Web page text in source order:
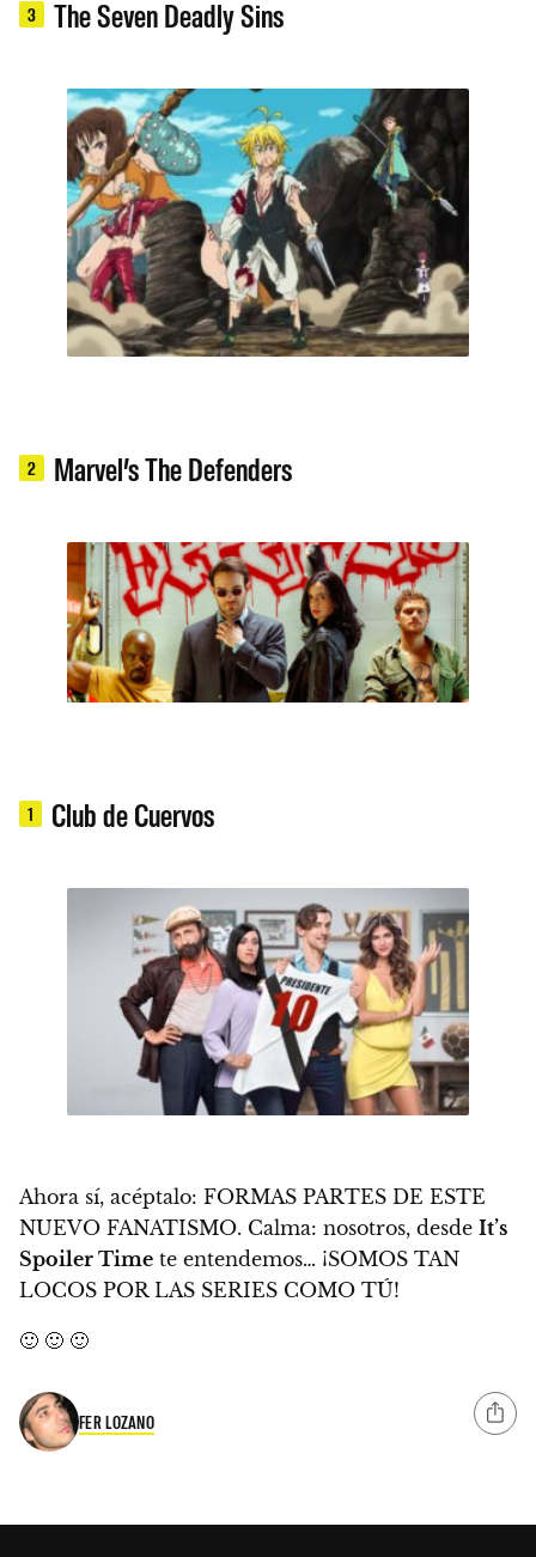
3 The Seven Deadly Sins
2 Marvel’s The Defenders
1 Club de Cuervos
Ahora sí, acéptalo: FORMAS PARTES DE ESTE
NUEVO FANATISMO. Calma: nosotros, desde It’s
Spoiler Time te entendemos… ¡SOMOS TAN
LOCOS POR LAS SERIES COMO TÚ!
🙂 🙂 🙂
FER LOZANO